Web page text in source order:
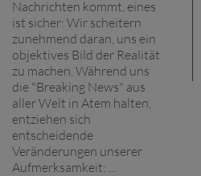
Nachrichten kommt, eines
ist sicher: Wir scheitern
zunehmend daran, uns ein
objektives Bild der Realität
zu machen. Während uns
die "Breaking News" aus
aller Welt in Atem halten,
entziehen sich
entscheidende
Veränderungen unserer
Aufmerksamkeit: ...